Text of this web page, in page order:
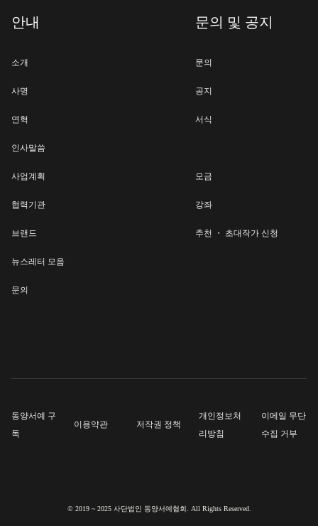
안내
소개
사명
연혁
인사말씀
사업계획
협력기관
브랜드
뉴스레터 모음
문의
문의 및 공지
문의
공지
서식
모금
강좌
추천 ・ 초대작가 신청
동양서예 구
독
이용약관 저작권 정책
개인정보처
리방침
이메일 무단
수집 거부
© 2019 ~ 2025 사단법인 동양서예협회. All Rights Reserved.